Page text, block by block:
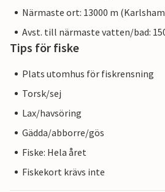
Närmaste ort: 13000 m
Avst. till närmaste vatten/bad:
Tips för fiske
Plats utomhus för fiskrensning
Torsk/sej
Lax/havsöring
Gädda/abborre/gös
Fiske: Hela året
Fiskekort krävs inte